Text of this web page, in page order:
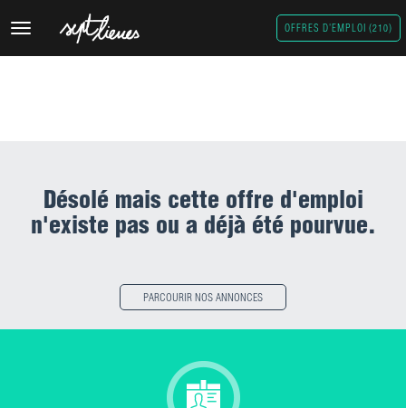
Découvrez nos dernières offres publiées, vous pouvez filtrer et
en sélectionnat et additionnant les tags ci-dessous
Toggle
OFFRES D'EMPLOI (210)
Désolé mais cette offre d'emploi
n'existe pas ou a déjà été pourvue.
PARCOURIR NOS ANNONCES